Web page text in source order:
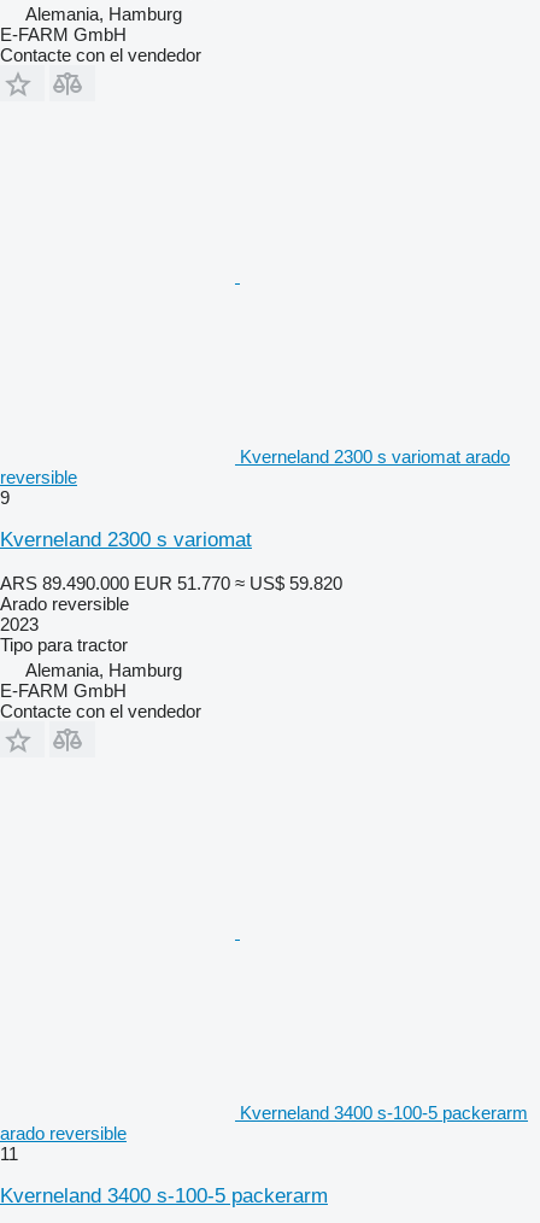
Alemania, Hamburg
E-FARM GmbH
Contacte con el vendedor
Kverneland 2300 s variomat arado
reversible
9
Kverneland 2300 s variomat
ARS 89.490.000 EUR 51.770 ≈ US$ 59.820
Arado reversible
2023
Tipo para tractor
Alemania, Hamburg
E-FARM GmbH
Contacte con el vendedor
Kverneland 3400 s-100-5 packerarm
arado reversible
11
Kverneland 3400 s-100-5 packerarm